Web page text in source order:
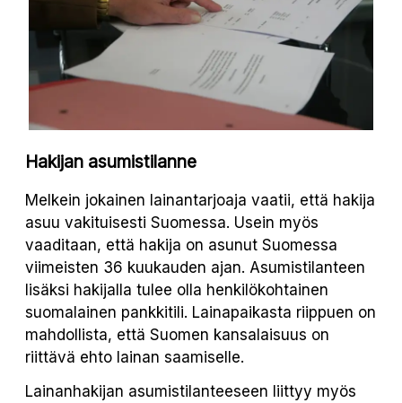
Hakijan asumistilanne
Melkein jokainen lainantarjoaja vaatii, että hakija
asuu vakituisesti Suomessa. Usein myös
vaaditaan, että hakija on asunut Suomessa
viimeisten 36 kuukauden ajan. Asumistilanteen
lisäksi hakijalla tulee olla henkilökohtainen
suomalainen pankkitili. Lainapaikasta riippuen on
mahdollista, että Suomen kansalaisuus on
riittävä ehto lainan saamiselle.
Lainanhakijan asumistilanteeseen liittyy myös